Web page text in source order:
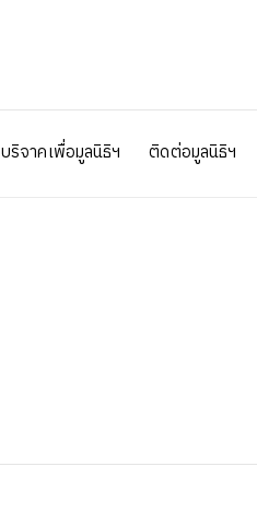
บริจาคเพื่อมูลนิธิฯ ติดต่อมูลนิธิฯ